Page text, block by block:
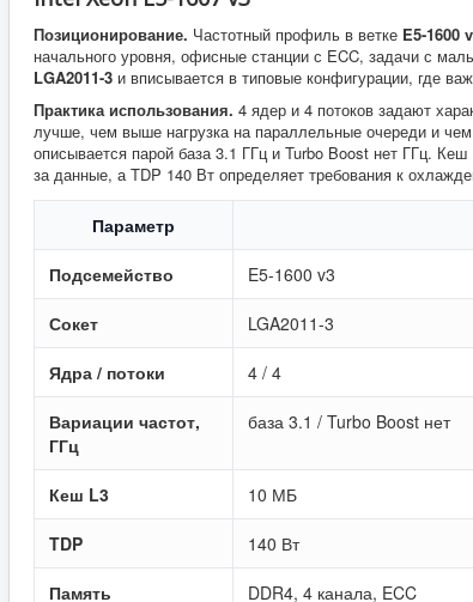
Позиционирование. Частотный профиль в ветке E5-1600
начального уровня, офисные станции с ECC, задачи с
LGA2011-3 и вписывается в типовые конфигурации, где
Практика использования. 4 ядер и 4 потоков задают
лучше, чем выше нагрузка на параллельные очереди и
описывается парой база 3.1 ГГц и Turbo Boost нет ГГц.
за данные, а TDP 140 Вт определяет требования к
Параметр
Подсемейство E5-1600 v3
Сокет LGA2011-3
Ядра / потоки 4 / 4
Вариации частот,
ГГц
база 3.1 / Turbo Boost нет
Кеш L3 10 МБ
TDP 140 Вт
Память DDR4, 4 канала, ECC